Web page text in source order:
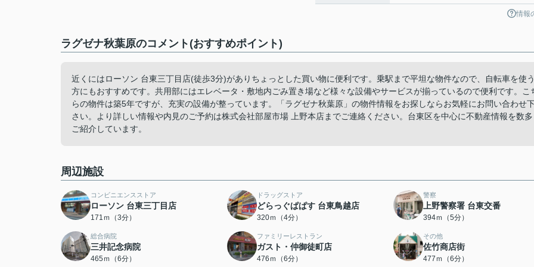
情報
ラグゼナ秋葉原のコメント(おすすめポイント)
近くにはローソン 台東三丁目店(徒歩3分)がありちょっとした買い物に便利です。乗駅まで平坦な物件なので、自転車を使う
方にもおすすめです。共用部にはエレベータ・敷地内ごみ置き場など様々な設備やサービスが揃っているので便利です。こ
らの物件は築5年ですが、充実の設備が整っています。「ラグゼナ秋葉原」の物件情報をお探しならお気軽にお問い合わせ
さい。より詳しい情報や内見のご予約は株式会社部屋市場 上野本店までご連絡ください。台東区を中心に不動産情報を数多
ご紹介しています。
周辺施設
コンビニエンスストア
ローソン 台東三丁目店
171ｍ（3分）
ドラッグストア
どらっぐぱぱす 台東鳥越店
320ｍ（4分）
警察
上野警察署 台東交番
394ｍ（5分）
総合病院
三井記念病院
465ｍ（6分）
ファミリーレストラン
ガスト・仲御徒町店
476ｍ（6分）
その他
佐竹商店街
477ｍ（6分）